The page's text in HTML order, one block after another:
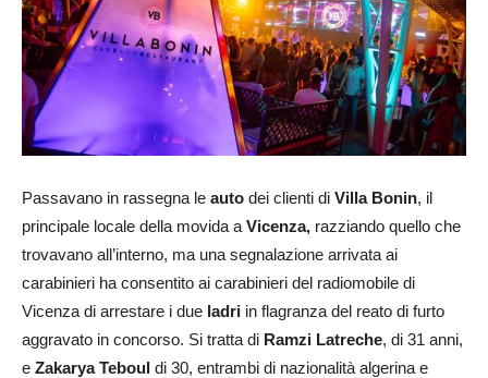
Passavano in rassegna le auto dei clienti di Villa Bonin, il
principale locale della movida a Vicenza, razziando quello che
trovavano all’interno, ma una segnalazione arrivata ai
carabinieri ha consentito ai carabinieri del radiomobile di
Vicenza di arrestare i due ladri in flagranza del reato di furto
aggravato in concorso. Si tratta di Ramzi Latreche, di 31 anni,
e Zakarya Teboul di 30, entrambi di nazionalità algerina e